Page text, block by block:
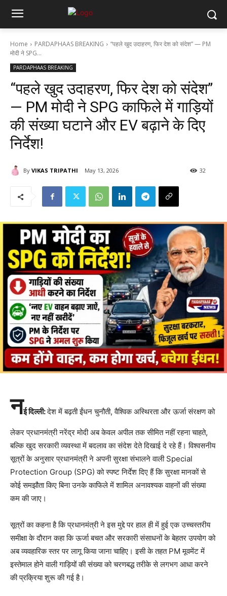
Home PARDAPHAAS BREAKING
“पहले खुद उदाहरण, फिर देश को संदेश” — PM
मोदी ने SPG...
PARDAPHAAS BREAKING
“पहले खुद उदाहरण, फिर देश को संदेश”
— PM मोदी ने SPG काफिले में गाड़ियों
की संख्या घटाने और EV बढ़ाने के दिए
निर्देश!
By VIKAS TRIPATHI May 13, 2026 32
नई दिल्ली:देश में बढ़ती ईंधन चुनौती, वैश्विक अस्थिरता और ऊर्जा संरक्षण को
लेकर प्रधानमंत्री नरेंद्र मोदी अब केवल अपील तक सीमित नहीं रहना चाहते,
बल्कि खुद सरकारी व्यवस्था में बदलाव का संदेश देते दिखाई दे रहे हैं। विश्वसनीय
सूत्रों के अनुसार प्रधानमंत्री ने अपनी सुरक्षा संभालने वाली Special
Protection Group (SPG) को स्पष्ट निर्देश दिए हैं कि सुरक्षा मानकों से
कोई समझौता किए बिना उनके काफिले में शामिल अनावश्यक वाहनों की संख्या
कम की जाए।
सूत्रों का कहना है कि प्रधानमंत्री ने इस मुद्दे पर हाल ही में हुई एक उच्चस्तरीय
समीक्षा के दौरान कहा कि ऊर्जा बचत और सरकारी संसाधनों के बेहतर उपयोग को
अब व्यवहारिक स्तर पर लागू किया जाना चाहिए। इसी के तहत PM मूवमेंट में
इस्तेमाल होने वाली गाड़ियों की संख्या को चरणबद्ध तरीके से लगभग आधा करने
की प्रक्रिया शुरू की गई है।